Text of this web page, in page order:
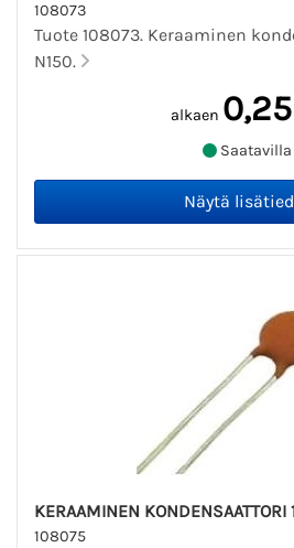
108073
Tuote 108073. Keraaminen
N150.
alkaen
Saatavilla
KERAAMINEN KONDENSAATTORI
108075